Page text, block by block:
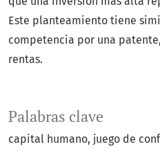
Palabras clave
capital humano, juego de
Este planteamiento tiene
competencia por una
rentas.